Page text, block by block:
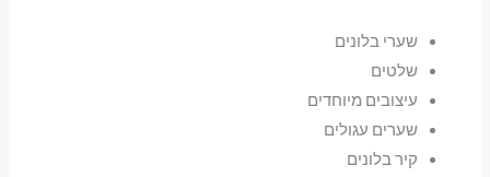
שערי בלונים
שלטים
עיצובים מיוחדים
שערים עגולים
קיר בלונים